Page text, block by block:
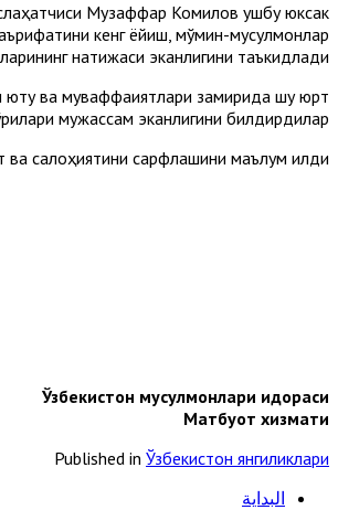
Музаффар Комилов ушбу юксак
кенг ёйиш, мўмин-мусулмонлар
натижаси эканлигини таъкидлади.
ва муваффақиятлари замирида шу юрт
мужассам эканлигини билдирдилар.
салоҳиятини сарфлашини маълум қилди.
Ўзбекистон мусулмонлари идораси
Матбуот хизмати
Published in Ўзбекистон янгиликлари
البداية